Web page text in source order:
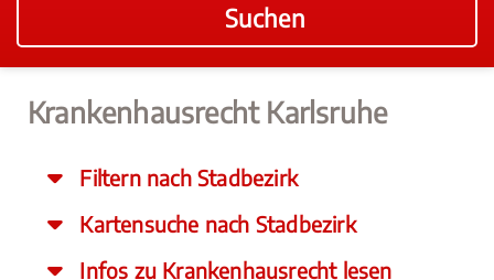
Suchen
Krankenhausrecht Karlsruhe
Filtern nach Stadbezirk
Kartensuche nach Stadbezirk
Infos zu Krankenhausrecht lesen